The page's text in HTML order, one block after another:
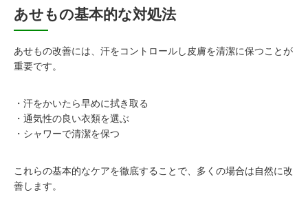
あせもの基本的な対処法
あせもの改善には、汗をコントロールし皮膚を清潔に保つことが
重要です。
・汗をかいたら早めに拭き取る
・通気性の良い衣類を選ぶ
・シャワーで清潔を保つ
これらの基本的なケアを徹底することで、多くの場合は自然に改
善します。